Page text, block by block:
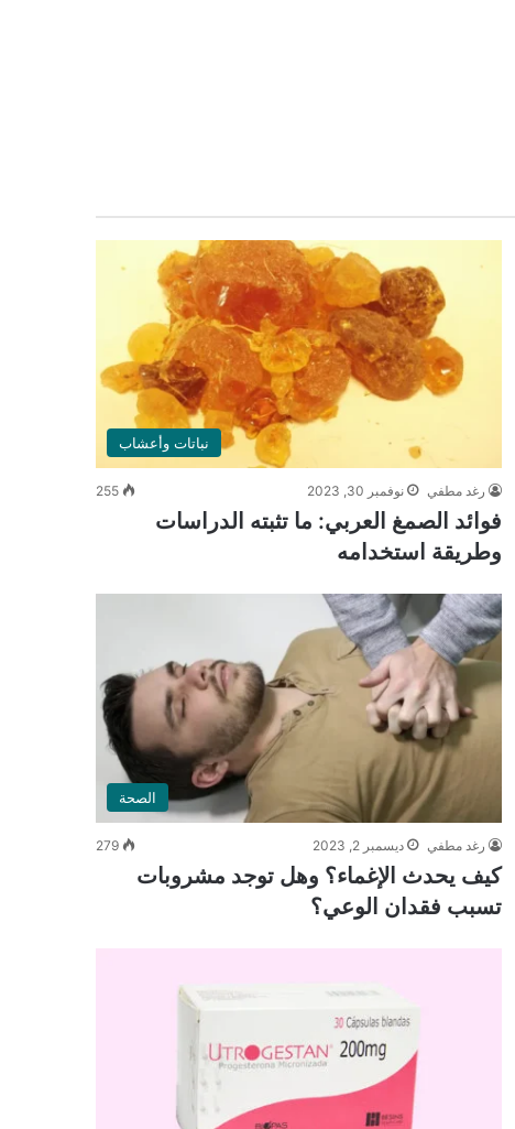
نباتات وأعشاب
رغد مطفي نوفمبر 30, 2023 255
فوائد الصمغ العربي: ما تثبته الدراسات
وطريقة استخدامه
الصحة
رغد مطفي ديسمبر 2, 2023 279
كيف يحدث الإغماء؟ وهل توجد مشروبات
تسبب فقدان الوعي؟